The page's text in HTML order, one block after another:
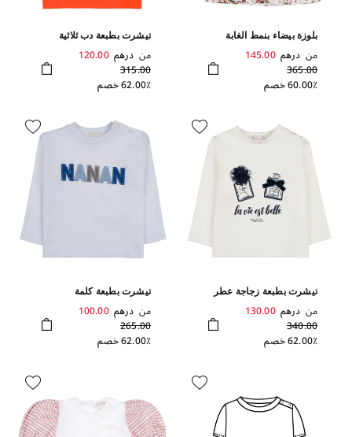
بلوزة بيضاء بنمط الغابة
من درهم 145.00
365.00
60.00٪ خصم
تيشرت بطبعة دب ثلاثية
من درهم 120.00
315.00
62.00٪ خصم
تيشرت بطبعة زجاجة عطر
من درهم 130.00
340.00
62.00٪ خصم
تيشرت بطبعة كلمة
من درهم 100.00
265.00
62.00٪ خصم